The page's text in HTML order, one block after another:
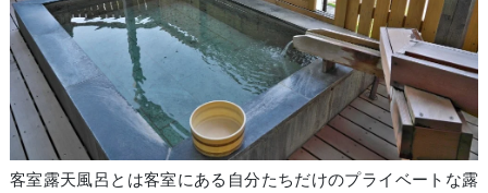
客室露天風呂とは客室にある自分たちだけのプライベートな露